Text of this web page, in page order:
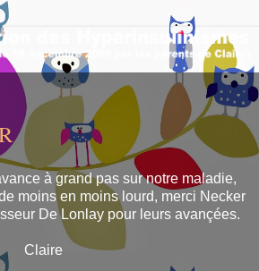
à grand pas sur notre maladie,
moins en moins lourd, merci Necker
De Lonlay pour leurs avançées.